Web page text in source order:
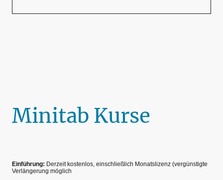
Minitab Kurse
Einführung: Derzeit kostenlos, einschließlich Monatslizenz (vergünstigte
Verlängerung möglich